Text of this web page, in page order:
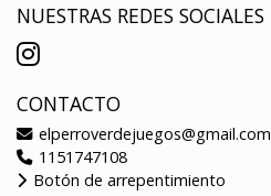
NUESTRAS REDES SOCIALES
CONTACTO
elperroverdejuegos@gmail.com
1151747108
Botón de arrepentimiento